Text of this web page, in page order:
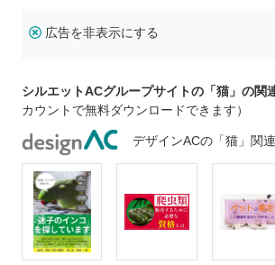
広告を非表示にする
シルエットACグループサイトの「猫」の関
カウントで無料ダウンロードできます）
デザインACの「猫」関